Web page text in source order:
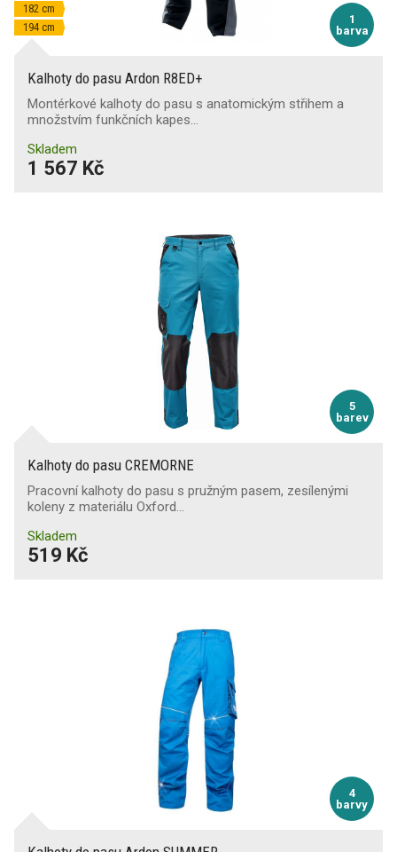
1
barva
182 cm
194 cm
Kalhoty do pasu Ardon R8ED+
Montérkové kalhoty do pasu s anatomickým střihem a
množstvím funkčních kapes…
Skladem
1 567 Kč
5
barev
Kalhoty do pasu CREMORNE
Pracovní kalhoty do pasu s pružným pasem, zesílenými
koleny z materiálu Oxford…
Skladem
519 Kč
4
barvy